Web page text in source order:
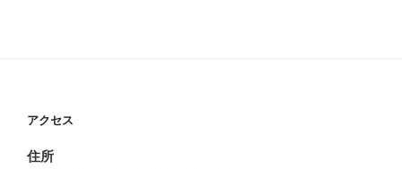
アクセス
住所